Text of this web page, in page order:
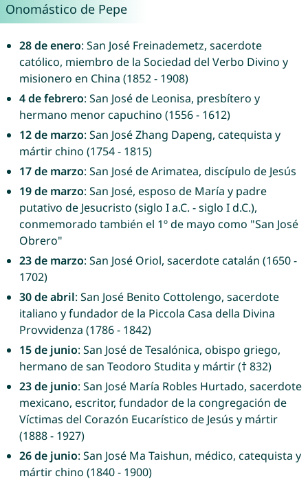
Onomástico de Pepe
28 de enero: San José Freinademetz, sacerdote
católico, miembro de la Sociedad del Verbo Divino y
misionero en China (1852 - 1908)
4 de febrero: San José de Leonisa, presbítero y
hermano menor capuchino (1556 - 1612)
12 de marzo: San José Zhang Dapeng, catequista y
mártir chino (1754 - 1815)
17 de marzo: San José de Arimatea, discípulo de Jesús
19 de marzo: San José, esposo de María y padre
putativo de Jesucristo (siglo I a.C. - siglo I d.C.),
conmemorado también el 1º de mayo como "San José
Obrero"
23 de marzo: San José Oriol, sacerdote catalán (1650 -
1702)
30 de abril: San José Benito Cottolengo, sacerdote
italiano y fundador de la Piccola Casa della Divina
Provvidenza (1786 - 1842)
15 de junio: San José de Tesalónica, obispo griego,
hermano de san Teodoro Studita y mártir († 832)
23 de junio: San José María Robles Hurtado, sacerdote
mexicano, escritor, fundador de la congregación de
Víctimas del Corazón Eucarístico de Jesús y mártir
(1888 - 1927)
26 de junio: San José Ma Taishun, médico, catequista y
mártir chino (1840 - 1900)